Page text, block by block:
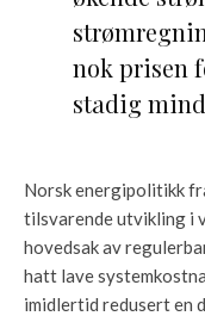
nok prisen
stadig
Norsk energipolitikk
tilsvarende utvikling i
hovedsak av
hatt lave
imidlertid redusert en